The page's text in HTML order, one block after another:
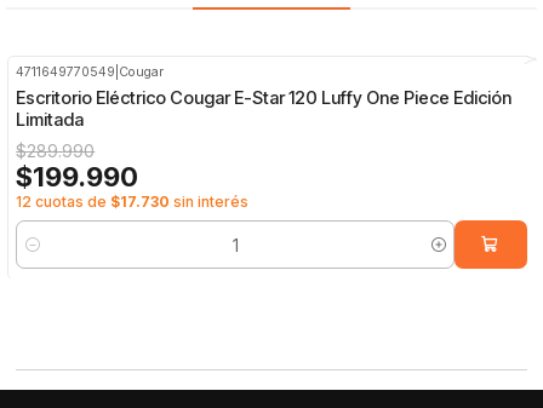
4711649770549 Cougar
Escritorio Eléctrico Cougar E-Star 120 Luffy One Piece Edición
Limitada
$289.990
$199.990
12 cuotas de $17.730 sin interés
Cantidad